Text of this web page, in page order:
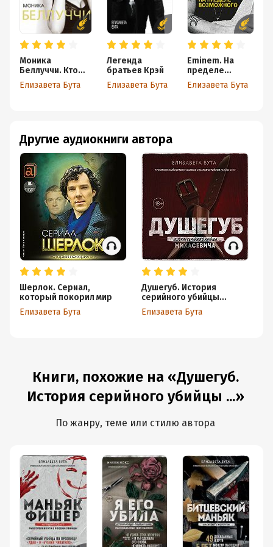
Моника
Беллуччи. Кто
простит мою
красоту
Елизавета Бута
Легенда
братьев Крэй
Елизавета Бута
Eminem. На
пределе
возможного
Елизавета Бута
Другие аудиокниги автора
Шерлок. Сериал,
который покорил мир
Елизавета Бута
Душегуб. История
серийного убийцы
Михасевича
Елизавета Бута
Книги, похожие на «Душегуб.
История серийного убийцы ...»
По жанру, теме или стилю автора